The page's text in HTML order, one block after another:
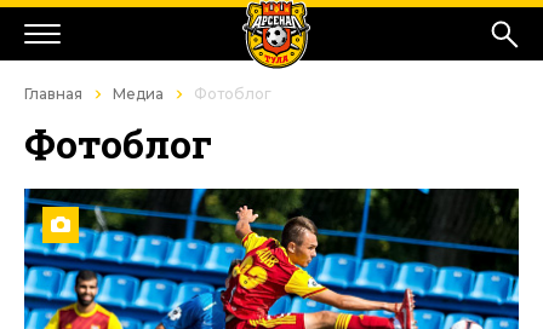
Главная Медиа Фотоблог
Фотоблог